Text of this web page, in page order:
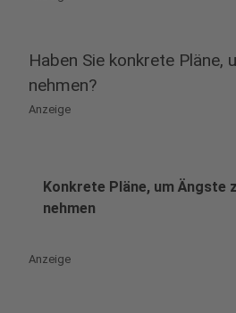
Haben Sie konkrete Pläne,
nehmen?
Anzeige
Konkrete Pläne, um Ängste
nehmen
Anzeige